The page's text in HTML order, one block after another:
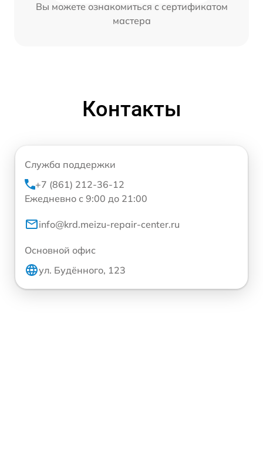
Вы можете ознакомиться с сертификатом
мастера
Контакты
Служба поддержки
+7 (861) 212-36-12
Ежедневно с 9:00 до 21:00
info@krd.meizu-repair-center.ru
Основной офис
ул. Будённого, 123